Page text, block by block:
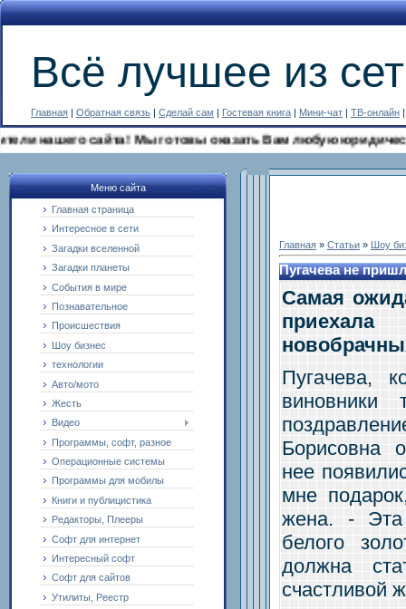
Всё лучшее из
Главная | Обратная связь | Сделай сам | Гостевая книга | Мини-чат | ТВ-онлайн
сайта! Мы готовы оказать Вам любую юридическую
Меню сайта
Главная страница
Интересное в сети
Загадки вселенной
Загадки планеты
События в мире
Познавательное
Происшествия
Шоу бизнес
технологии
Авто/мото
Жесть
Видео
Программы, софт, разное
Операционные системы
Программы для мобилы
Книги и публицистика
Редакторы, Плееры
Софт для интернет
Интересный софт
Софт для сайтов
Утилиты, Реестр
Главная » Статьи » Шоу
Пугачева не
Самая
Пугачева,
виновники
Борисовна
нее
мне
жена. - Эта
белого
должна
счастливой